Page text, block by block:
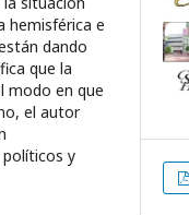
hemisférica e
dando
que la
modo en que
el autor
políticos y